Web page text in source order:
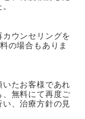
ウンセリングを
の場合もありま
たお客様であれ
無料にて再度ご
、治療方針の見